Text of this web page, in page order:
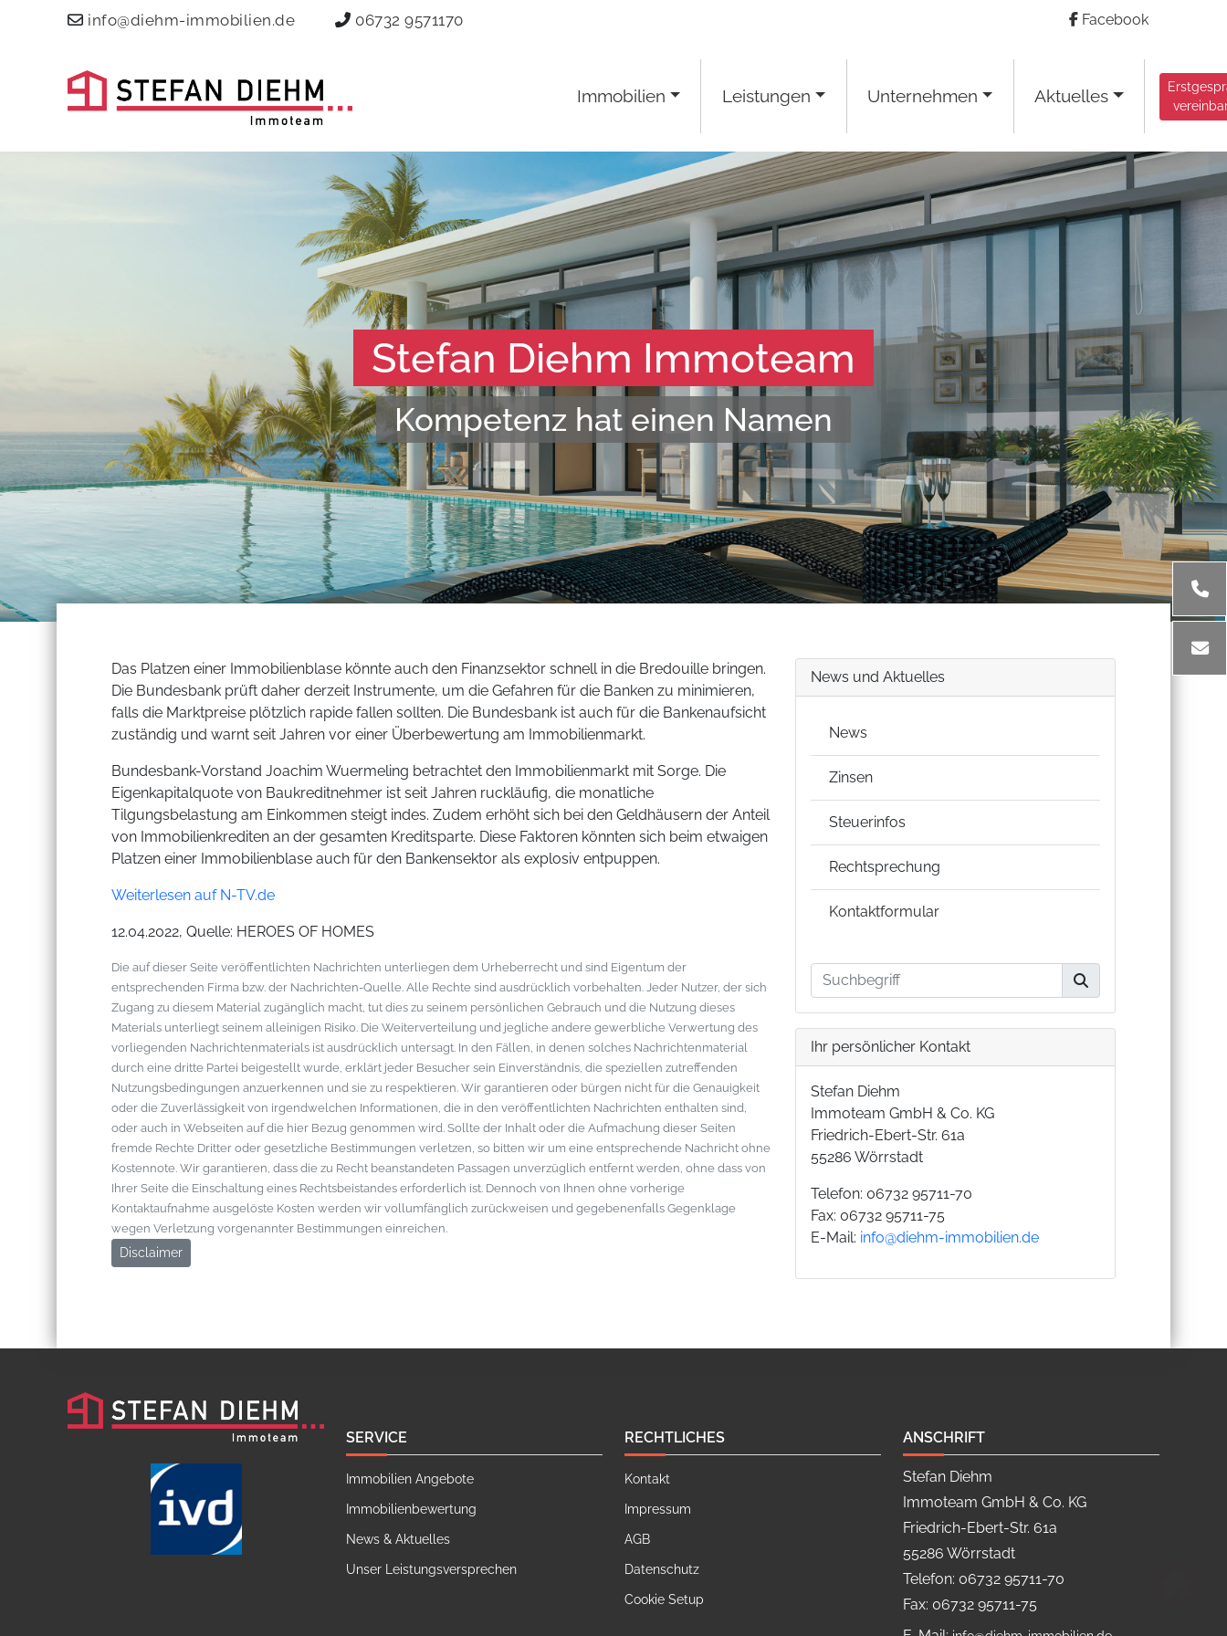
info@diehm-immobilien.de 06732 9571170 Facebook
Immobilien Leistungen Unternehmen Aktuelles
Stefan Diehm Immoteam
Kompetenz hat einen Namen
Das Platzen einer Immobilienblase könnte auch den Finanzsektor schnell in die Bredouille bringen.
Die Bundesbank prüft daher derzeit Instrumente, um die Gefahren für die Banken zu minimieren,
falls die Marktpreise plötzlich rapide fallen sollten. Die Bundesbank ist auch für die Bankenaufsicht
zuständig und warnt seit Jahren vor einer Überbewertung am Immobilienmarkt.
Bundesbank-Vorstand Joachim Wuermeling betrachtet den Immobilienmarkt mit Sorge. Die
Eigenkapitalquote von Baukreditnehmer ist seit Jahren ruckläufig, die monatliche
Tilgungsbelastung am Einkommen steigt indes. Zudem erhöht sich bei den Geldhäusern der Anteil
von Immobilienkrediten an der gesamten Kreditsparte. Diese Faktoren könnten sich beim etwaigen
Platzen einer Immobilienblase auch für den Bankensektor als explosiv entpuppen.
Weiterlesen auf N-TV.de
12.04.2022, Quelle: HEROES OF HOMES
Die auf dieser Seite veröffentlichten Nachrichten unterliegen dem Urheberrecht und sind Eigentum der
entsprechenden Firma bzw. der Nachrichten-Quelle. Alle Rechte sind ausdrücklich vorbehalten. Jeder Nutzer, der sich
Zugang zu diesem Material zugänglich macht, tut dies zu seinem persönlichen Gebrauch und die Nutzung dieses
Materials unterliegt seinem alleinigen Risiko. Die Weiterverteilung und jegliche andere gewerbliche Verwertung des
vorliegenden Nachrichtenmaterials ist ausdrücklich untersagt. In den Fällen, in denen solches Nachrichtenmaterial
durch eine dritte Partei beigestellt wurde, erklärt jeder Besucher sein Einverständnis, die speziellen zutreffenden
Nutzungsbedingungen anzuerkennen und sie zu respektieren. Wir garantieren oder bürgen nicht für die Genauigkeit
oder die Zuverlässigkeit von irgendwelchen Informationen, die in den veröffentlichten Nachrichten enthalten sind,
oder auch in Webseiten auf die hier Bezug genommen wird. Sollte der Inhalt oder die Aufmachung dieser Seiten
fremde Rechte Dritter oder gesetzliche Bestimmungen verletzen, so bitten wir um eine entsprechende Nachricht ohne
Kostennote. Wir garantieren, dass die zu Recht beanstandeten Passagen unverzüglich entfernt werden, ohne dass von
Ihrer Seite die Einschaltung eines Rechtsbeistandes erforderlich ist. Dennoch von Ihnen ohne vorherige
Kontaktaufnahme ausgelöste Kosten werden wir vollumfänglich zurückweisen und gegebenenfalls Gegenklage
wegen Verletzung vorgenannter Bestimmungen einreichen.
Disclaimer
News und Aktuelles
News
Zinsen
Steuerinfos
Rechtsprechung
Kontaktformular
Ihr persönlicher Kontakt
Stefan Diehm
Immoteam GmbH & Co. KG
Friedrich-Ebert-Str. 61a
55286 Wörrstadt
Telefon: 06732 95711-70
Fax: 06732 95711-75
E-Mail: info@diehm-immobilien.de
SERVICE
Immobilien Angebote
Immobilienbewertung
News & Aktuelles
Unser Leistungsversprechen
RECHTLICHES
Kontakt
Impressum
AGB
Datenschutz
Cookie Setup
ANSCHRIFT
Stefan Diehm
Immoteam GmbH & Co. KG
Friedrich-Ebert-Str. 61a
55286 Wörrstadt
Telefon: 06732 95711-70
Fax: 06732 95711-75